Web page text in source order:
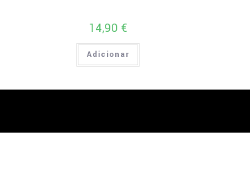
14,90 €
Adicionar